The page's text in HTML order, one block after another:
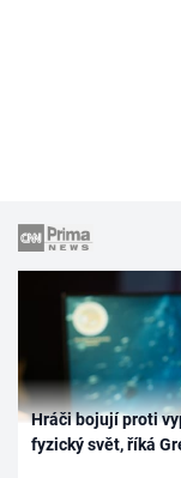
Hráči bojují proti
fyzický svět, říká